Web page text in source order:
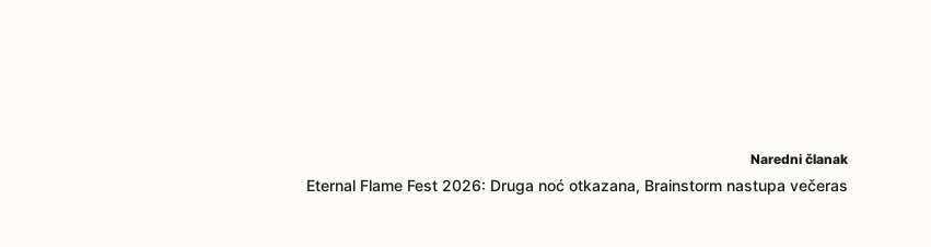
Naredni članak
Eternal Flame Fest 2026: Druga noć otkazana, Brainstorm nastupa večeras